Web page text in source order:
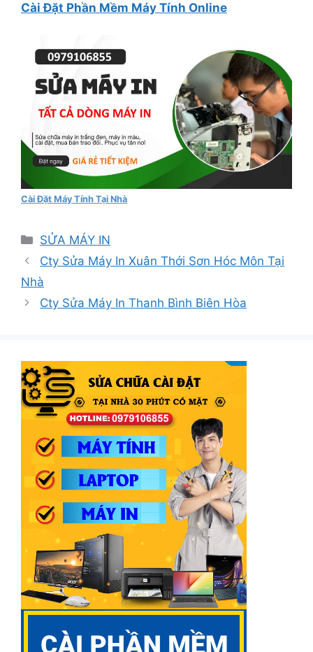
Cài Đặt Phần Mềm Máy Tính Online
Cài Đặt Máy Tính Tại Nhà
Danh
mục
SỬA MÁY IN
Cty Sửa Máy In Xuân Thới Sơn Hóc Môn Tại
Nhà
Cty Sửa Máy In Thanh Bình Biên Hòa